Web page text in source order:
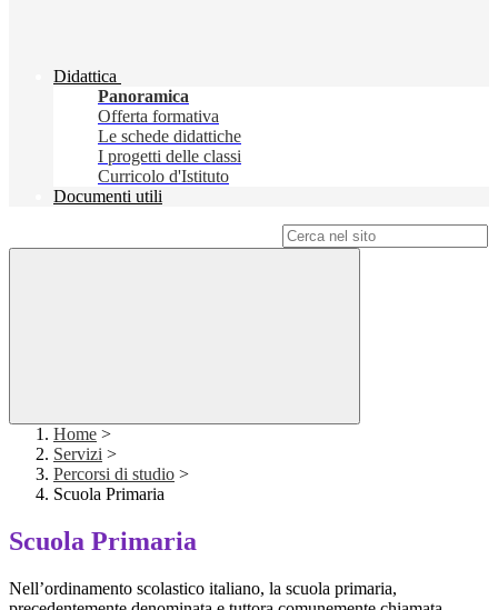
Didattica
Panoramica
Offerta formativa
Le schede didattiche
I progetti delle classi
Curricolo d'Istituto
Documenti utili
Home >
Servizi >
Percorsi di studio >
Scuola Primaria
Scuola Primaria
Nell’ordinamento scolastico italiano, la scuola primaria,